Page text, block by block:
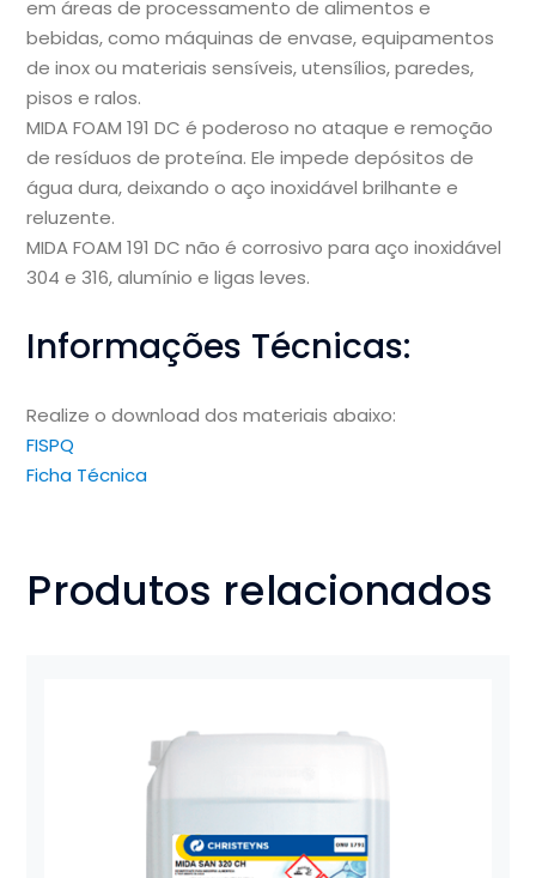
em áreas de processamento de alimentos e
bebidas, como máquinas de envase, equipamentos
de inox ou materiais sensíveis, utensílios, paredes,
pisos e ralos.
MIDA FOAM 191 DC é poderoso no ataque e remoção
de resíduos de proteína. Ele impede depósitos de
água dura, deixando o aço inoxidável brilhante e
reluzente.
MIDA FOAM 191 DC não é corrosivo para aço inoxidável
304 e 316, alumínio e ligas leves.
Informações Técnicas:
Realize o download dos materiais abaixo:
FISPQ
Ficha Técnica
Produtos relacionados